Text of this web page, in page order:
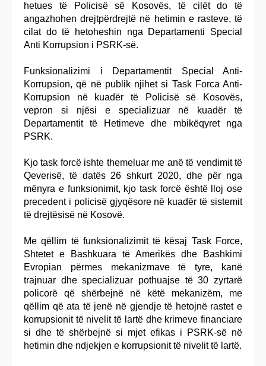
hetues të Policisë së Kosovës, të cilët do të
angazhohen drejtpërdrejtë në hetimin e rasteve, të
cilat do të hetoheshin nga Departamenti Special
Anti Korrupsion i PSRK-së.
Funksionalizimi i Departamentit Special Anti-
Korrupsion, që në publik njihet si Task Forca Anti-
Korrupsion në kuadër të Policisë së Kosovës,
vepron si njësi e specializuar në kuadër të
Departamentit të Hetimeve dhe mbikëqyret nga
PSRK.
Kjo task forcë ishte themeluar me anë të vendimit të
Qeverisë, të datës 26 shkurt 2020, dhe për nga
mënyra e funksionimit, kjo task forcë është lloj ose
precedent i policisë gjyqësore në kuadër të sistemit
të drejtësisë në Kosovë.
Me qëllim të funksionalizimit të kësaj Task Force,
Shtetet e Bashkuara të Amerikës dhe Bashkimi
Evropian përmes mekanizmave të tyre, kanë
trajnuar dhe specializuar pothuajse të 30 zyrtarë
policorë që shërbejnë në këtë mekanizëm, me
qëllim që ata të jenë në gjendje të hetojnë rastet e
korrupsionit të nivelit të lartë dhe krimeve financiare
si dhe të shërbejnë si mjet efikas i PSRK-së në
hetimin dhe ndjekjen e korrupsionit të nivelit të lartë.